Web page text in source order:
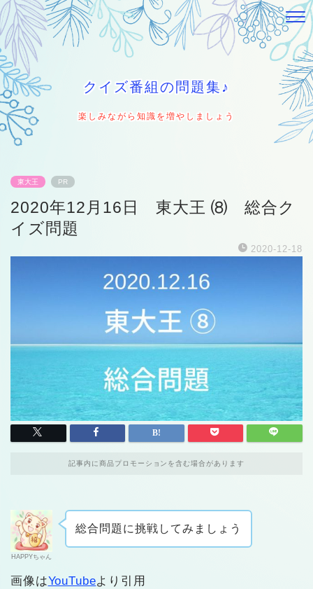
クイズ番組の問題集♪
楽しみながら知識を増やしましょう
東大王 PR
2020年12月16日 東大王 ⑻ 総合ク
イズ問題
2020-12-18
記事内に商品プロモーションを含む場合があります
HAPPYちゃん
総合問題に挑戦してみましょう
画像はYouTubeより引用